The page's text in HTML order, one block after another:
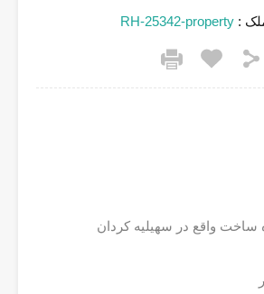
:
RH-25342-property
واقع در سهیلیه کردان